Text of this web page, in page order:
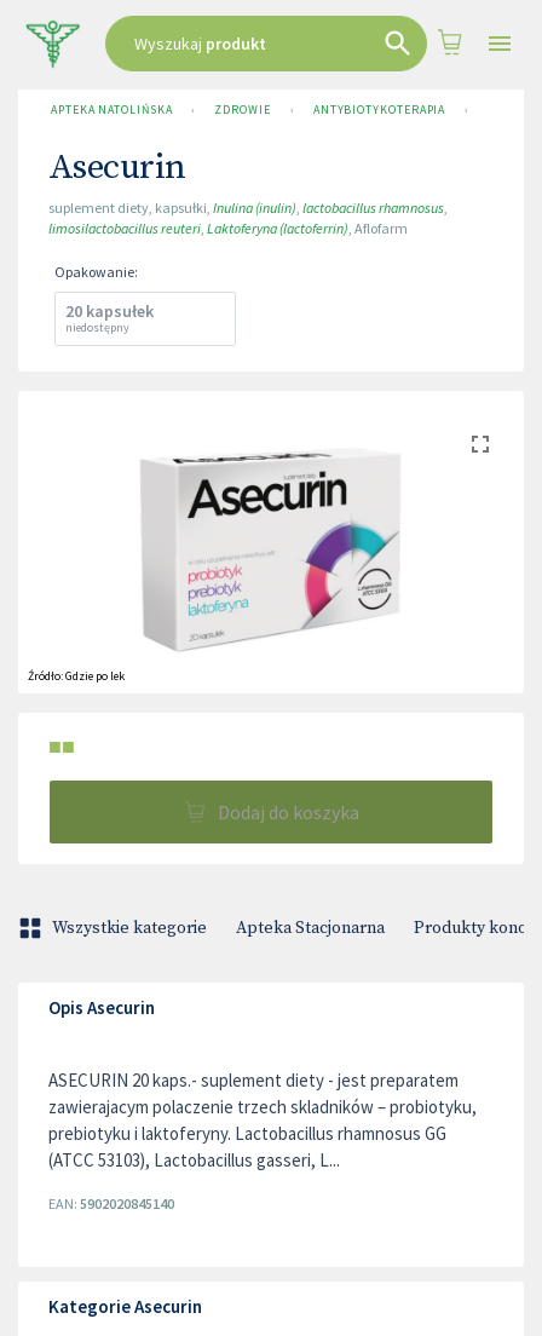
Wyszukaj produkt
APTEKA NATOLIŃSKA › ZDROWIE › ANTYBIOTYKOTERAPIA ›
Asecurin
suplement diety, kapsułki, Inulina (inulin), lactobacillus rhamnosus,
limosilactobacillus reuteri, Laktoferyna (lactoferrin), Aflofarm
Opakowanie:
20 kapsułek
niedostępny
Źródło:Gdzie po lek
■■
Dodaj do koszyka
Wszystkie kategorie Apteka Stacjonarna Produkty
Opis Asecurin
ASECURIN 20 kaps.- suplement diety - jest preparatem
zawierajacym polaczenie trzech skladników – probiotyku,
prebiotyku i laktoferyny. Lactobacillus rhamnosus GG
(ATCC 53103), Lactobacillus gasseri, L...
EAN: 5902020845140
Kategorie Asecurin